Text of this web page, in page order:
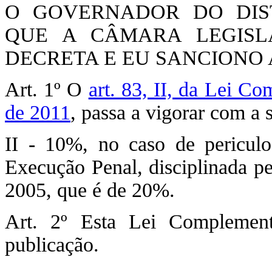
O GOVERNADOR DO
QUE A CÂMARA
DECRETA E EU
Art. 1º O art. 83, II, da Lei
de 2011, passa a vigorar com a
II - 10%, no caso de
Execução Penal, disciplinada
2005, que é de 20%.
Art. 2º Esta Lei
publicação.